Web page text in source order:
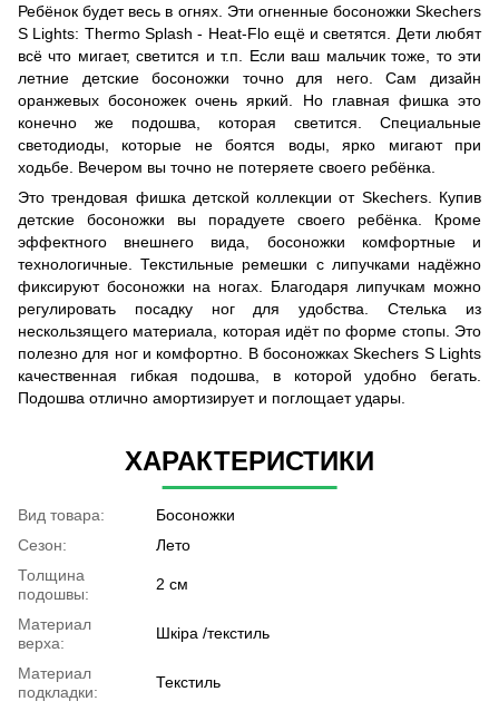
Ребёнок будет весь в огнях. Эти огненные босоножки Skechers
S Lights: Thermo Splash - Heat-Flo ещё и светятся. Дети любят
всё что мигает, светится и т.п. Если ваш мальчик тоже, то эти
летние детские босоножки точно для него. Сам дизайн
оранжевых босоножек очень яркий. Но главная фишка это
конечно же подошва, которая светится. Специальные
светодиоды, которые не боятся воды, ярко мигают при
ходьбе. Вечером вы точно не потеряете своего ребёнка.
Это трендовая фишка детской коллекции от Skechers. Купив
детские босоножки вы порадуете своего ребёнка. Кроме
эффектного внешнего вида, босоножки комфортные и
технологичные. Текстильные ремешки с липучками надёжно
фиксируют босоножки на ногах. Благодаря липучкам можно
регулировать посадку ног для удобства. Стелька из
нескользящего материала, которая идёт по форме стопы. Это
полезно для ног и комфортно. В босоножках Skechers S Lights
качественная гибкая подошва, в которой удобно бегать.
Подошва отлично амортизирует и поглощает удары.
ХАРАКТЕРИСТИКИ
Вид товара:
Босоножки
Сезон:
Лето
Толщина
подошвы:
2 см
Материал
верха:
Шкіра /текстиль
Материал
подкладки:
Текстиль